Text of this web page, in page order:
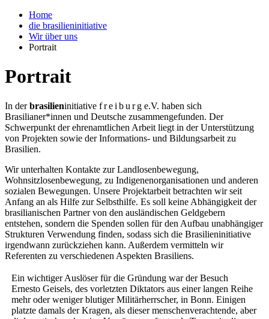
Home
die brasilieninitiative
Wir über uns
Portrait
Portrait
In derbrasilieninitiative f r e i b u r g e.V. haben sich
Brasilianer*innen und Deutsche zusammengefunden. Der
Schwerpunkt der ehrenamtlichen Arbeit liegt in der Unterstützung
von Projekten sowie der Informations- und Bildungsarbeit zu
Brasilien.
Wir unterhalten Kontakte zur Landlosenbewegung,
Wohnsitzlosenbewegung, zu Indigenenorganisationen und anderen
sozialen Bewegungen. Unsere Projektarbeit betrachten wir seit
Anfang an als Hilfe zur Selbsthilfe. Es soll keine Abhängigkeit der
brasilianischen Partner von den ausländischen Geldgebern
entstehen, sondern die Spenden sollen für den Aufbau unabhängiger
Strukturen Verwendung finden, sodass sich die Brasilieninitiative
irgendwann zurückziehen kann. Außerdem vermitteln wir
Referenten zu verschiedenen Aspekten Brasiliens.
Ein wichtiger Auslöser für die Gründung war der Besuch
Ernesto Geisels, des vorletzten Diktators aus einer langen Reihe
mehr oder weniger blutiger Militärherrscher, in Bonn. Einigen
platzte damals der Kragen, als dieser menschenverachtende, aber